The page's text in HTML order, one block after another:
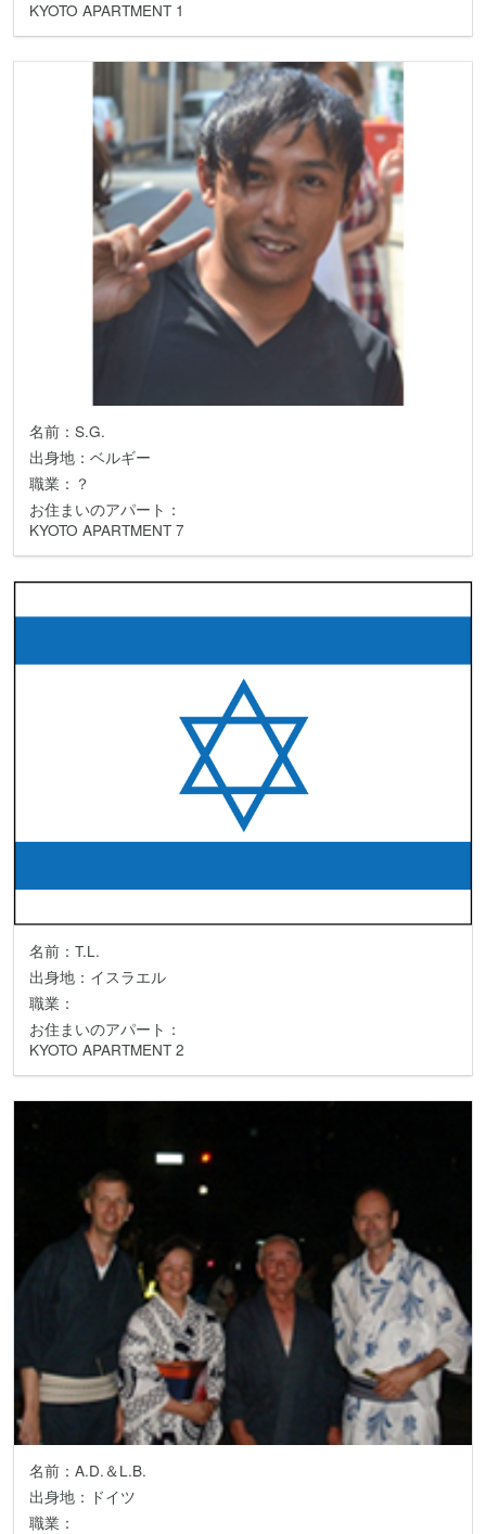
KYOTO APARTMENT 1
名前：S.G.
出身地：ベルギー
職業：？
お住まいのアパート：
KYOTO APARTMENT 7
名前：T.L.
出身地：イスラエル
職業：
お住まいのアパート：
KYOTO APARTMENT 2
名前：A.D.＆L.B.
出身地：ドイツ
職業：